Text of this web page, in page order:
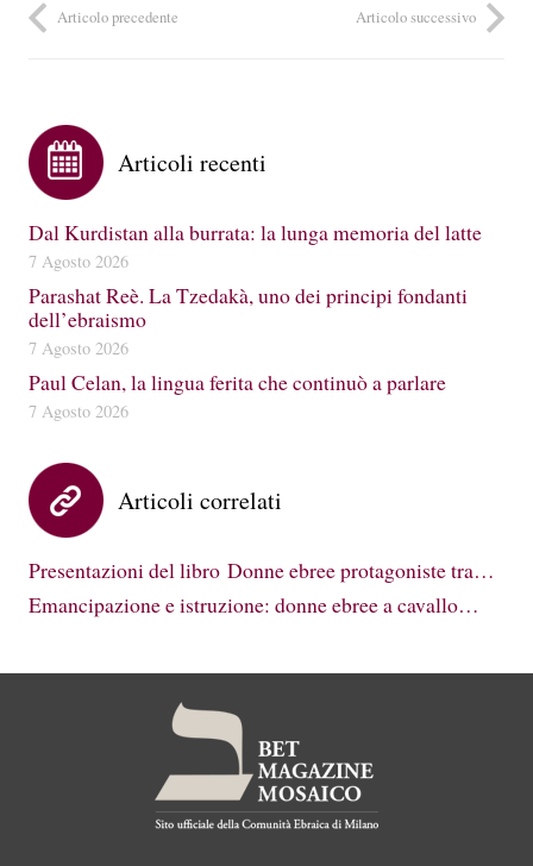
Articolo precedente Articolo successivo
Articoli recenti
Dal Kurdistan alla burrata: la lunga memoria del latte
7 Agosto 2026
Parashat Reè. La Tzedakà, uno dei principi fondanti
dell’ebraismo
7 Agosto 2026
Paul Celan, la lingua ferita che continuò a parlare
7 Agosto 2026
Articoli correlati
Presentazioni del libro Donne ebree protagoniste tra…
Emancipazione e istruzione: donne ebree a cavallo…